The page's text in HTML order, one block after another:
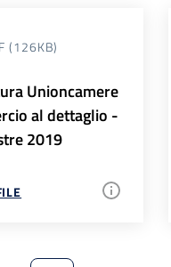
(126KB)
Unioncamere
al dettaglio -
2019